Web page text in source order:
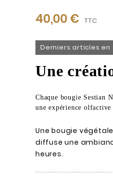
40,00 € TTC
Derniers articles en
Une
Chaque bougie Sestian
une expérience
Une bougie
diffuse une
heures.